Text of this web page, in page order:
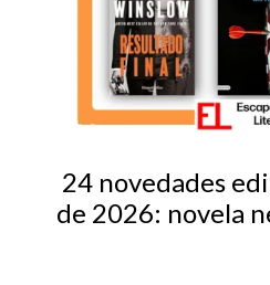
24 novedades
de 2026: novela